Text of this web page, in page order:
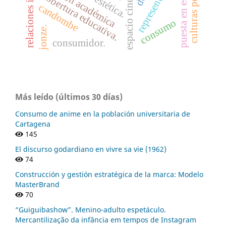
estética.
cobertura educativa.
candombe
consumidor. consumo
jonze.
Más leído (últimos 30 días)
Consumo de anime en la población universitaria de
Cartagena
145
El discurso godardiano en vivre sa vie (1962)
74
Construcción y gestión estratégica de la marca: Modelo
MasterBrand
70
“Guiguibashow”. Menino-adulto espetáculo.
Mercantilização da infância em tempos de Instagram